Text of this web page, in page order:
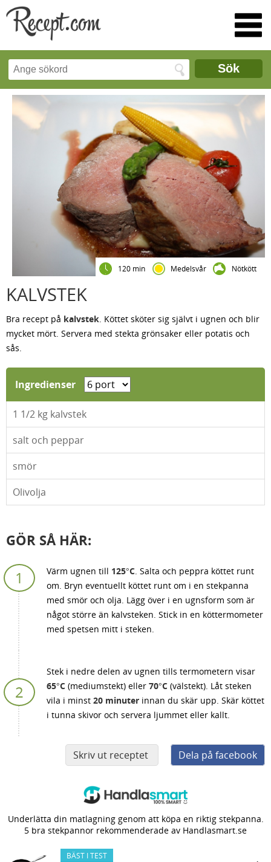
Sök
120 min Medelsvår Nötkött
KALVSTEK
Bra recept på kalvstek. Köttet sköter sig självt i ugnen och blir
mycket mört. Servera med stekta grönsaker eller potatis och
sås.
Ingredienser
1 1/2 kg kalvstek
salt och peppar
smör
Olivolja
GÖR SÅ HÄR:
Värm ugnen till 125°C. Salta och peppra köttet runt
om. Bryn eventuellt köttet runt om i en stekpanna
med smör och olja. Lägg över i en ugnsform som är
något större än kalvsteken. Stick in en köttermometer
med spetsen mitt i steken.
Stek i nedre delen av ugnen tills termometern visar
65°C (mediumstekt) eller 70°C (välstekt). Låt steken
vila i minst 20 minuter innan du skär upp. Skär köttet
i tunna skivor och servera ljummet eller kallt.
Skriv ut receptet Dela på facebook
Underlätta din matlagning genom att köpa en riktig stekpanna.
5 bra stekpannor rekommenderade av Handlasmart.se
BÄST I TEST